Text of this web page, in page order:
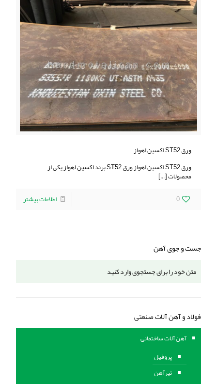
ورق ST52 اکسین اهواز
ورق ST52 اکسین اهواز ورق ST52 برند اکسین اهواز یکی از
محصولات[…]
0
اطلاعات بیشتر
جست و جوی آهن
فولاد و آهن آلات صنعتی
آهن آلات ساختمانی
پروفیل
تیرآهن